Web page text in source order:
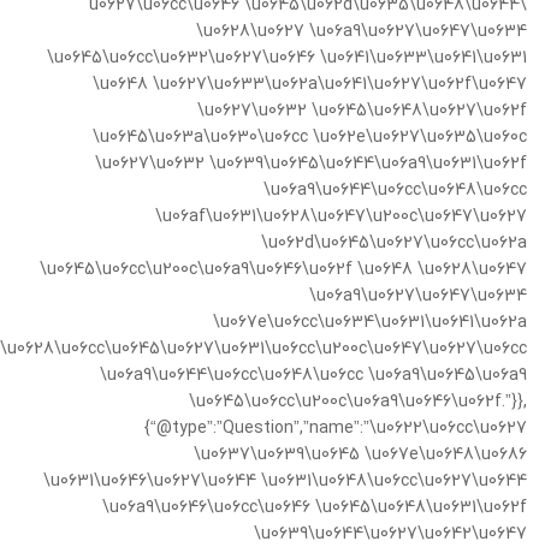
\u0627\u06cc\u0646 \u0645\u062d\u0635\u0648\u0644
\u0628\u0627 \u06a9\u0627\u0647\u0634
\u0645\u06cc\u0632\u0627\u0646 \u0641\u0633\u0641\u0631
\u0648 \u0627\u0633\u062a\u0641\u0627\u062f\u0647
\u0627\u0632 \u0645\u0648\u0627\u062f
\u0645\u063a\u0630\u06cc \u062e\u0627\u0635\u060c
\u0627\u0632 \u0639\u0645\u0644\u06a9\u0631\u062f
\u06a9\u0644\u06cc\u0648\u06cc
\u06af\u0631\u0628\u0647\u200c\u0647\u0627
\u062d\u0645\u0627\u06cc\u062a
\u0645\u06cc\u200c\u06a9\u0646\u062f \u0648 \u0628\u0647
\u06a9\u0627\u0647\u0634
\u067e\u06cc\u0634\u0631\u0641\u062a
\u0628\u06cc\u0645\u0627\u0631\u06cc\u200c\u0647\u0627\u06cc
\u06a9\u0644\u06cc\u0648\u06cc \u06a9\u0645\u06a9
\u0645\u06cc\u200c\u06a9\u0646\u062f.”}},
{“@type”:”Question”,”name”:”\u0622\u06cc\u0627
\u0637\u0639\u0645 \u067e\u0648\u0686
\u0631\u0646\u0627\u0644 \u0631\u0648\u06cc\u0627\u0644
\u06a9\u0646\u06cc\u0646 \u0645\u0648\u0631\u062f
\u0639\u0644\u0627\u0642\u0647